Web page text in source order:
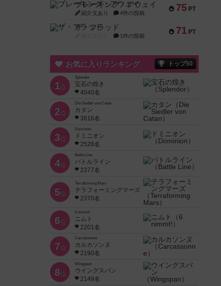
75 PT
ブレーキング・アウェイ
紹介文あり 4件の投稿
71 PT
ザ・フラッド
1件の投稿
お気に入りランキング トップ50
1位
Splendor
宝石の煌き
4040名
2位
Die Siedler von Catan
カタン
3616名
3位
Dominion
ドミニオン
2528名
4位
Battle Line
バトルライン
2377名
5位
Terraforming Mars
テラフォーミングマーズ
2370名
6位
6 nimmt!
ニムト
2201名
7位
Carcassonne
カルカソンヌ
2190名
8位
Wingspan
ウイングスパン
2149名